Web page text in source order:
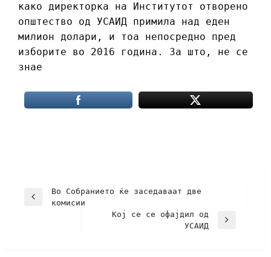
како директорка на Институтот отворено
општество од УСАИД примила над еден
милион долари, и тоа непосредно пред
изборите во 2016 година. За што, не се
знае
Во Собранието ќе заседаваат две
комисии
Кој се се офајдил од
УСАИД